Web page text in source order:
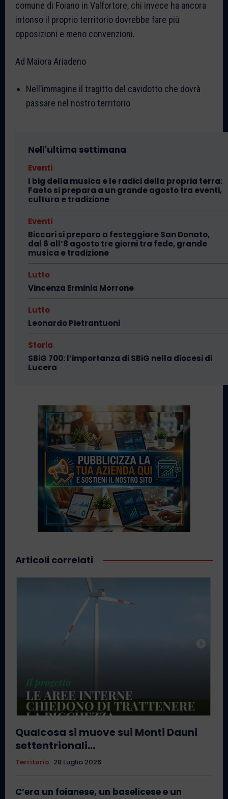
comune di Foiano in Valfortore, chi invece ha ancora
intonso il proprio territorio dovrebbe fare più
opposizioni e meno convenzioni.
Ad Maiora Ariadeno
Nell’immagine il tragitto del cavidotto che dovrà
passare nel nostro territorio
Nell'ultima settimana
Eventi
I big della musica e le radici della propria terra:
Faeto si prepara a un grande agosto tra eventi,
cultura e tradizione
Eventi
Biccari si prepara a festeggiare San Donato,
dal 6 all’8 agosto tre giorni tra fede, grande
musica e tradizione
Lutto
Vincenza Erminia Morrone
Lutto
Leonardo Pietrantuoni
Storia
SBiG 700: l’importanza di SBiG nella diocesi di
Lucera
Articoli correlati
Qualcosa si muove sui Monti Dauni
settentrionali…
Territorio 28 Luglio 2026
C’era un foianese, un baselicese e un